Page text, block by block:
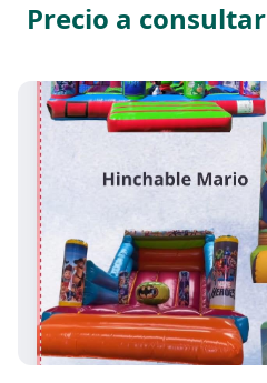
Precio a consultar